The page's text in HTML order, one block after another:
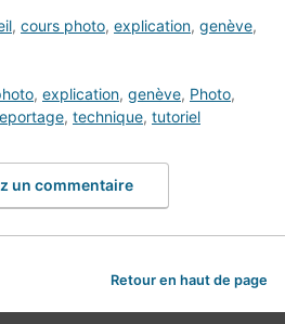
, cours photo, explication, genève,
, explication, genève, Photo,
, technique, tutoriel
un commentaire
Retour en haut de page